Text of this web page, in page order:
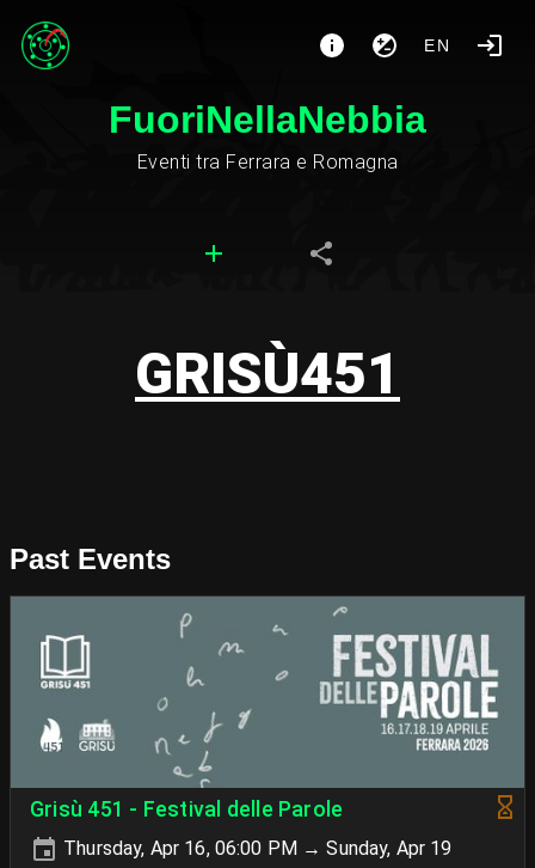
EN
FuoriNellaNebbia
Eventi tra Ferrara e Romagna
GRISÙ451
Past Events
Grisù 451 - Festival delle Parole
Thursday, Apr 16, 06:00 PM → Sunday, Apr 19